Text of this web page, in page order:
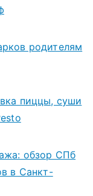
родителям
пиццы, суши
обзор СПб
в Санкт-